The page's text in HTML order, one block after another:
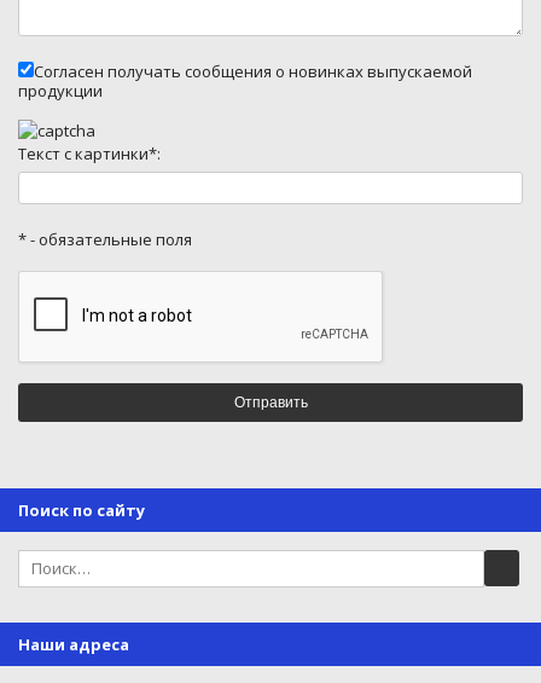
Согласен получать сообщения о новинках выпускаемой
продукции
Текст с картинки*:
* - обязательные поля
Поиск по сайту
Наши адреса